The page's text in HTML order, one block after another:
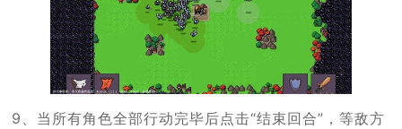
9、当所有角色全部行动完毕后点击“结束回合”，等敌方